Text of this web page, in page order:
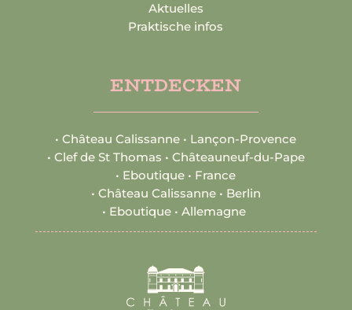
Aktuelles
Praktische infos
ENTDECKEN
•Château Calissanne • Lançon-Provence
• Clef de St Thomas • Châteauneuf-du-Pape
• Eboutique • France
• Château Calissanne • Berlin
• Eboutique • Allemagne